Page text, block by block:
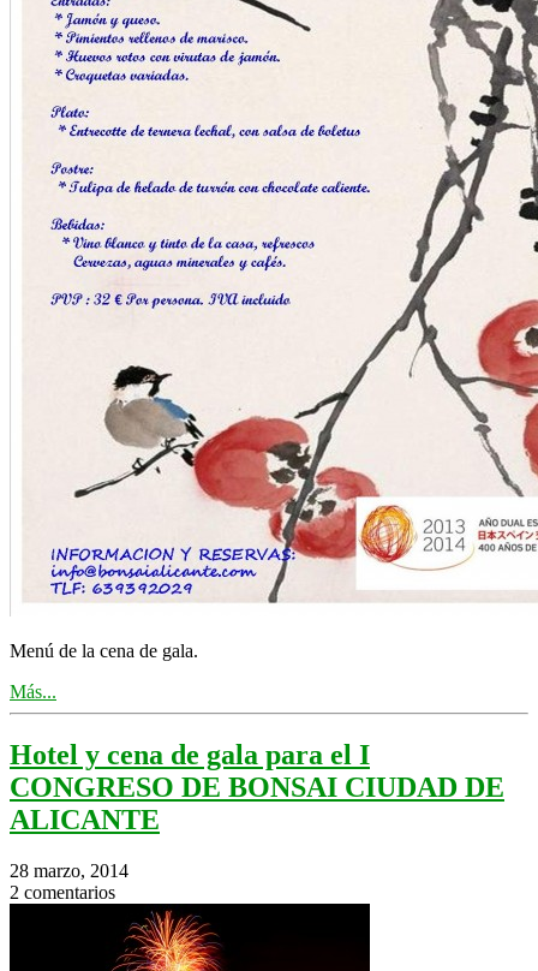
Menú de la cena de gala.
Más...
Hotel y cena de gala para el I
CONGRESO DE BONSAI CIUDAD DE
ALICANTE
28 marzo, 2014
2 comentarios